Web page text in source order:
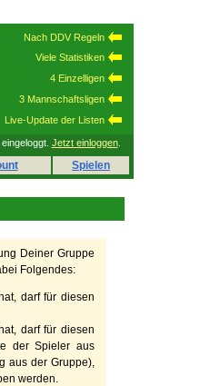
Nach DDV Regeln
Viele Statistiken
4 Einzelligen
3 Mannschaftsligen
Live-Update der Listen
Jetzt einloggen.
Spielen
Deiner Gruppe
Folgendes:
darf für diesen
darf für diesen
der Spieler aus
aus der Gruppe),
werden.